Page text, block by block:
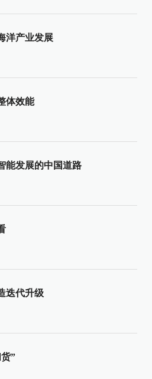
洋产业发展
体效能
能发展的中国道路
迭代升级
”